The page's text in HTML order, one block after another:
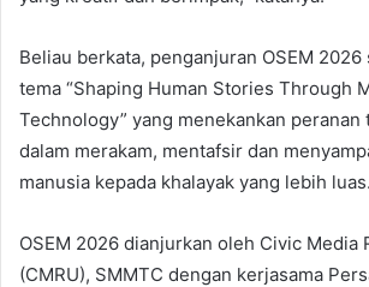
Beliau berkata, penganjuran OSEM 2026
tema “Shaping Human Stories Through
Technology” yang menekankan
dalam merakam, mentafsir dan
manusia kepada khalayak yang lebih luas.
OSEM 2026 dianjurkan oleh Civic Media
(CMRU), SMMTC dengan kerjasama